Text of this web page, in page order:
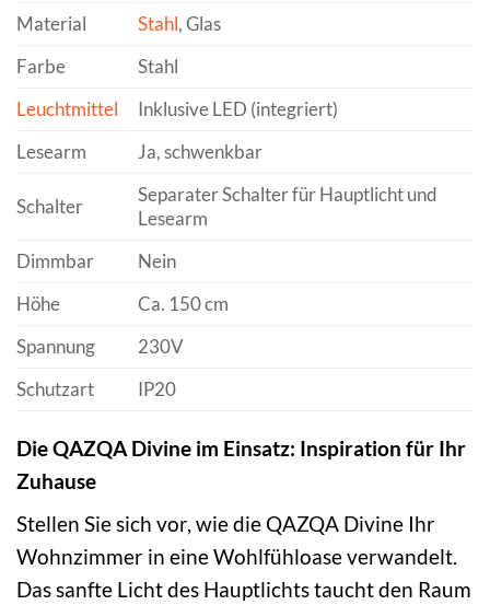
Material
Stahl, Glas
Farbe
Stahl
Leuchtmittel
Inklusive LED (integriert)
Lesearm
Ja, schwenkbar
Schalter
Separater Schalter für Hauptlicht und
Lesearm
Dimmbar
Nein
Höhe
Ca. 150 cm
Spannung
230V
Schutzart
IP20
Die QAZQA Divine im Einsatz: Inspiration für Ihr
Zuhause
Stellen Sie sich vor, wie die QAZQA Divine Ihr
Wohnzimmer in eine Wohlfühloase verwandelt.
Das sanfte Licht des Hauptlichts taucht den Raum